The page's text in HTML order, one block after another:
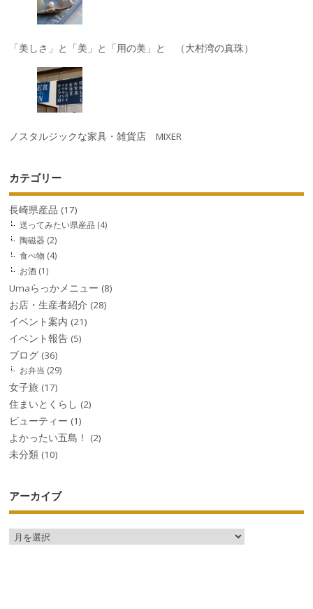
「美しさ」と「美」と「用の美」と （大村湾の真珠）
ノスタルジックな家具・雑貨店 MIXER
カテゴリー
長崎県産品 (17)
送ってみたい県産品 (4)
陶磁器 (2)
食べ物 (4)
お酒 (1)
Umaらっかメニュー (8)
お店・生産者紹介 (28)
イベント案内 (21)
イベント報告 (5)
ブログ (36)
お弁当 (29)
女子旅 (17)
住まいとくらし (2)
ビューティー (1)
よかったい五島！
(2)
未分類 (10)
アーカイブ